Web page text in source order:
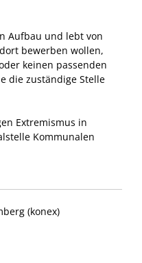
Aufbau und lebt von
bewerben wollen,
keinen passenden
die zuständige Stelle
Extremismus in
Kommunalen
(konex)